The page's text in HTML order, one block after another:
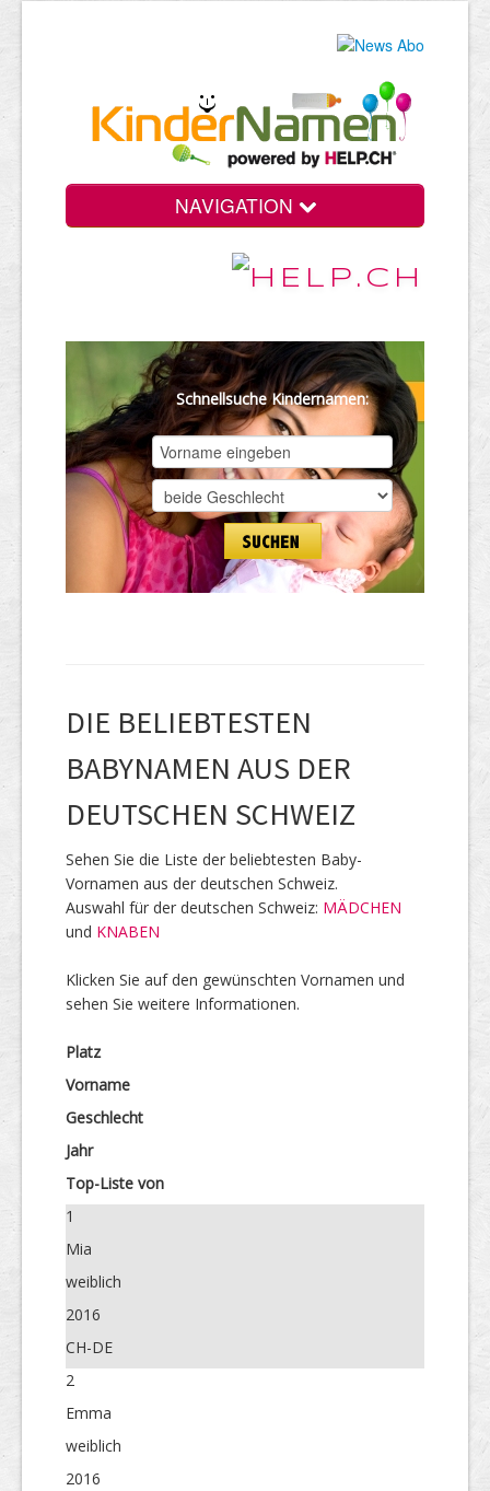
NAVIGATION
Schnellsuche Kindernamen:
DIE BELIEBTESTEN
BABYNAMEN AUS DER
DEUTSCHEN SCHWEIZ
Sehen Sie die Liste der beliebtesten Baby-
Vornamen aus der deutschen Schweiz.
Auswahl für der deutschen Schweiz: MÄDCHEN
und KNABEN
Klicken Sie auf den gewünschten Vornamen und
sehen Sie weitere Informationen.
Platz
Vorname
Geschlecht
Jahr
Top-Liste von
1
Mia
weiblich
2016
CH-DE
2
Emma
weiblich
2016